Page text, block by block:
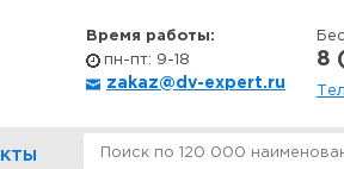
Время работы:
пн-пт: 9-18
zakaz@dv-expert.ru
8